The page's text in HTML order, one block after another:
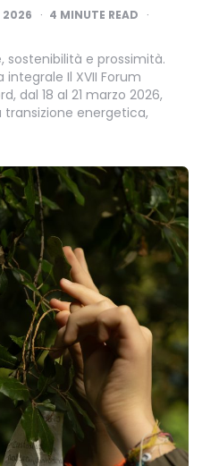
2026 4 MINUTE READ
sostenibilità e prossimità.
Il XVII Forum
dal 18 al 21 marzo 2026,
energetica,